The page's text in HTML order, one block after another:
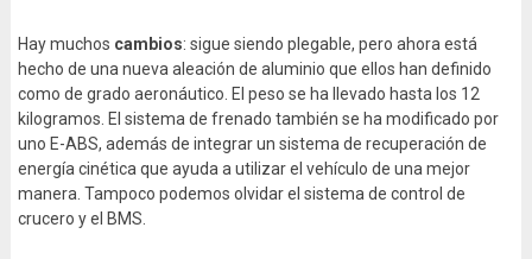
Hay muchos cambios: sigue siendo plegable, pero ahora está
hecho de una nueva aleación de aluminio que ellos han definido
como de grado aeronáutico. El peso se ha llevado hasta los 12
kilogramos. El sistema de frenado también se ha modificado por
uno E-ABS, además de integrar un sistema de recuperación de
energía cinética que ayuda a utilizar el vehículo de una mejor
manera. Tampoco podemos olvidar el sistema de control de
crucero y el BMS.